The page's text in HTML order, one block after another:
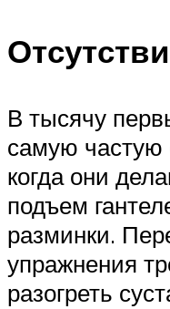
В тысячу
самую частую
когда они
подъем
разминки.
упражнения
разогреть